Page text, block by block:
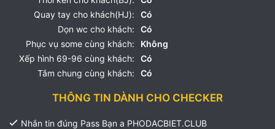
Quay tay cho khách(HJ):
Có
Dọn wc cho khách:
Có
Phục vụ some cùng khách:
Không
Xếp hình 69-96 cùng khách:
Có
Tắm chung cùng khách:
Có
THÔNG TIN DÀNH CHO CHECKER
Nhắn tin đúng Pass Bạn a PHODACBIET.CLUB